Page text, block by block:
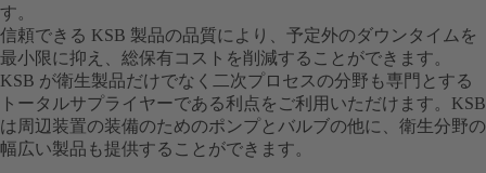
す。
信頼できる KSB 製品の品質により、予定外のダウンタイムを
最小限に抑え、総保有コストを削減することができます。
KSB が衛生製品だけでなく二次プロセスの分野も専門とする
トータルサプライヤーである利点をご利用いただけます。KSB
は周辺装置の装備のためのポンプとバルブの他に、衛生分野の
幅広い製品も提供することができます。